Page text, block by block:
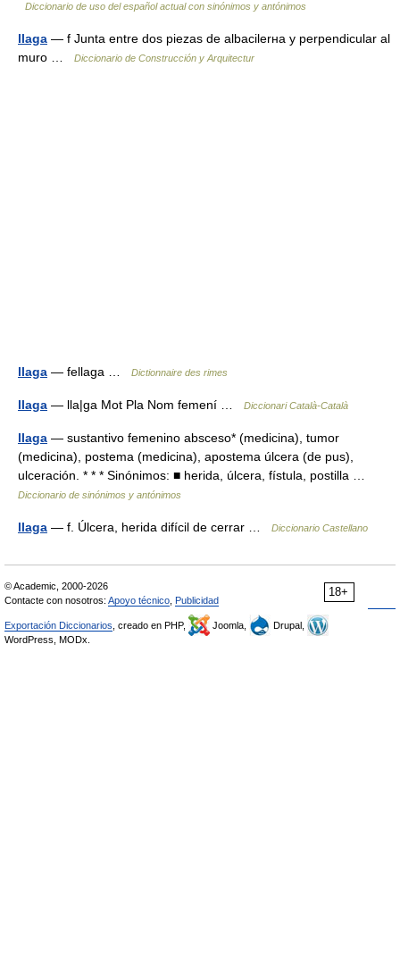
Diccionario de uso del español actual con sinónimos y antónimos
llaga — f Junta entre dos piezas de albaсilerнa y perpendicular al
muro …
Diccionario de Construcción y Arquitectur
llaga — fellaga … Dictionnaire des rimes
llaga — lla|ga Mot Pla Nom femení … Diccionari Català-Català
llaga — sustantivo femenino absceso* (medicina), tumor
(medicina), postema (medicina), apostema úlcera (de pus),
ulceración. * * * Sinónimos: ■ herida, úlcera, fístula, postilla …
Diccionario de sinónimos y antónimos
llaga — f. Úlcera, herida difícil de cerrar … Diccionario Castellano
18+
© Academic, 2000-2026
Contacte con nosotros: Apoyo técnico Publicidad
Exportación Diccionarios , creado en PHP, Joomla,
Drupal,
WordPress, MODx.